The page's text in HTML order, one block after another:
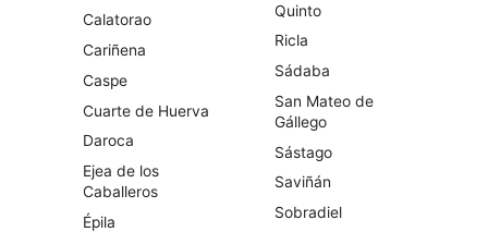
Calatorao
Cariñena
Caspe
Cuarte de Huerva
Daroca
Ejea de los
Caballeros
Épila
Quinto
Ricla
Sádaba
San Mateo de
Gállego
Sástago
Saviñán
Sobradiel